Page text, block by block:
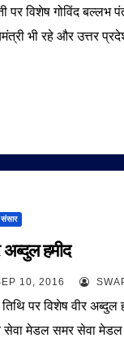
पर विशेष गोविंद बल्लभ
भी रहे और उत्तर
अब्दुल हमीद
10, 2016
तिथि पर विशेष वीर
सेवा मेडल समर सेवा मेडल